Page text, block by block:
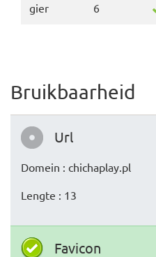
gier 6
Bruikbaarheid
Url
Domein : chichaplay.pl
Lengte : 13
Favicon